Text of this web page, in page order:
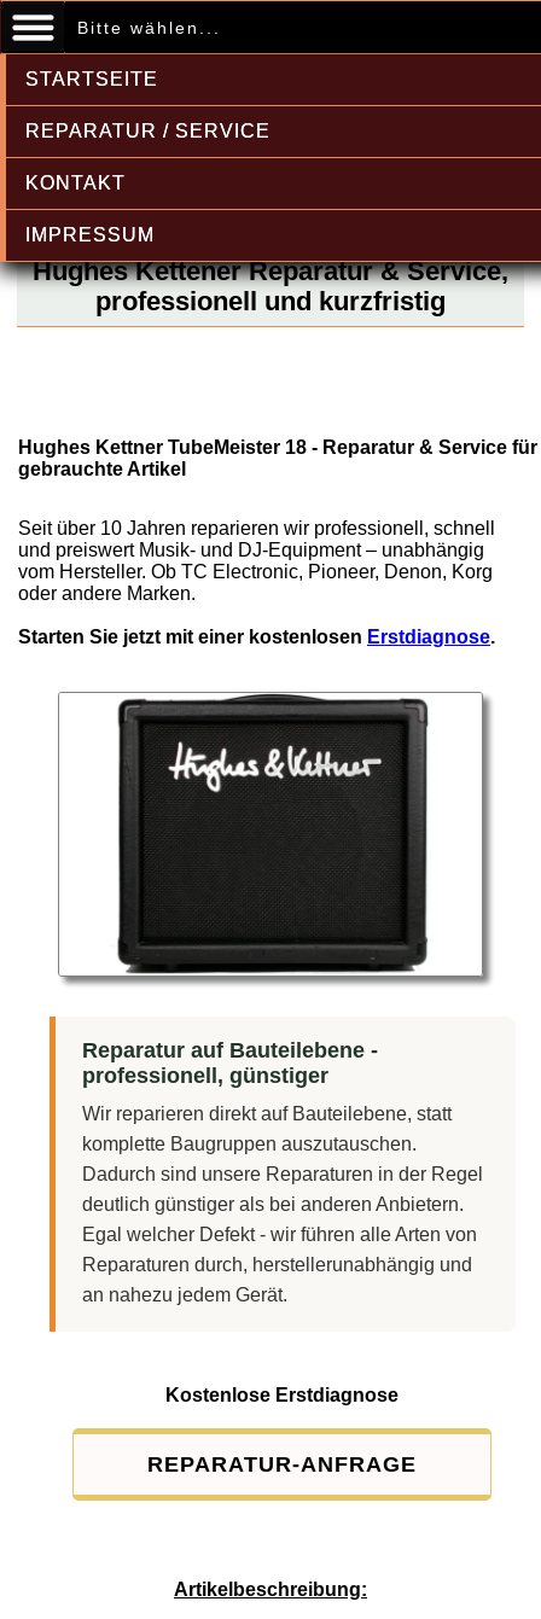
Bitte wählen...
STARTSEITE
REPARATUR / SERVICE
KONTAKT
IMPRESSUM
Hughes Kettener Reparatur & Service,
professionell und kurzfristig
Hughes Kettner TubeMeister 18 - Reparatur & Service für
gebrauchte Artikel
Seit über 10 Jahren reparieren wir professionell, schnell
und preiswert Musik- und DJ-Equipment – unabhängig
vom Hersteller. Ob TC Electronic, Pioneer, Denon, Korg
oder andere Marken.
Starten Sie jetzt mit einer kostenlosen Erstdiagnose.
Reparatur auf Bauteilebene -
professionell, günstiger
Wir reparieren direkt auf Bauteilebene, statt
komplette Baugruppen auszutauschen.
Dadurch sind unsere Reparaturen in der Regel
deutlich günstiger als bei anderen Anbietern.
Egal welcher Defekt - wir führen alle Arten von
Reparaturen durch, herstellerunabhängig und
an nahezu jedem Gerät.
Kostenlose Erstdiagnose
REPARATUR-ANFRAGE
Artikelbeschreibung: